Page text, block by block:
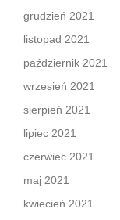
grudzień 2021
listopad 2021
październik 2021
wrzesień 2021
sierpień 2021
lipiec 2021
czerwiec 2021
maj 2021
kwiecień 2021